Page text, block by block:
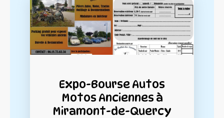
Expo-Bourse Autos
Motos Anciennes à
Miramont-de-Quercy